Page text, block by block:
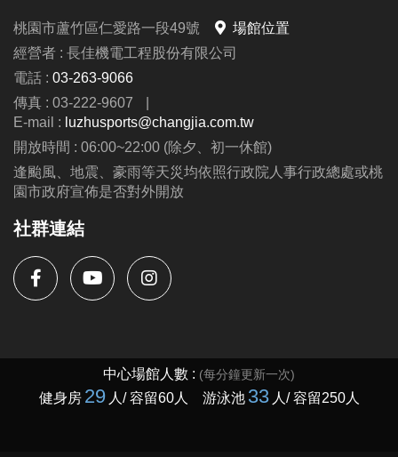
桃園市蘆竹區仁愛路一段49號
場館位置
經營者 : 長佳機電工程股份有限公司
電話 : 03-263-9066
傳真 : 03-222-9607
|
E-mail : luzhusports@changjia.com.tw
開放時間 : 06:00~22:00 (除夕、初一休館)
逢颱風、地震、豪雨等天災均依照行政院人事行政總處或桃
園市政府宣佈是否對外開放
社群連結